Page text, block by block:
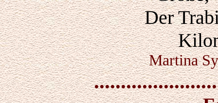
Der
Martina